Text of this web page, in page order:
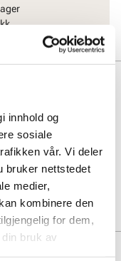
innhold og
sosiale
vår. Vi deler
bruker nettstedet
medier,
kombinere den
for dem,
bruk av
holder seg tørre,
strikklisser for optimal
av og på. Fleksibel